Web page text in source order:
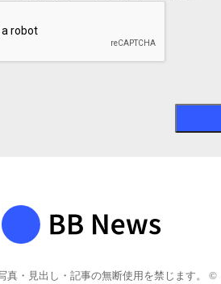
真・見出し・記事の無断使用を禁じます。 ©